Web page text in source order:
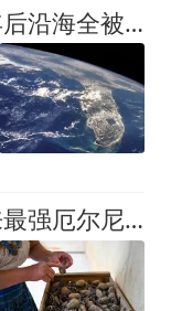
地球升温红线被突破，30 年后沿海全被淹没，普通人还能去哪住？
一粒米的“多米诺”：150年来最强厄尔尼诺如何撬动全球粮食安全